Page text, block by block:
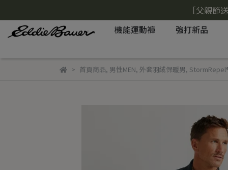
［父親
機能運動褲
強打新品
首頁商品, 男性MEN, 外套羽絨保暖男,